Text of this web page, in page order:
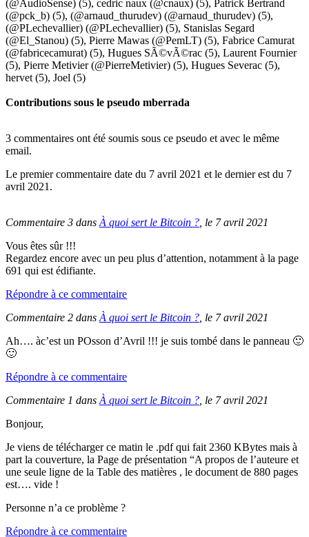
(@AudioSense) (5), cedric naux (@cnaux) (5), Patrick Bertrand
(@pck_b) (5), (@arnaud_thurudev) (@arnaud_thurudev) (5),
(@PLechevallier) (@PLechevallier) (5), Stanislas Segard
(@El_Stanou) (5), Pierre Mawas (@PemLT) (5), Fabrice Camurat
(@fabricecamurat) (5), Hugues SÃ©vÃ©rac (5), Laurent Fournier
(5), Pierre Metivier (@PierreMetivier) (5), Hugues Severac (5),
hervet (5), Joel (5)
Contributions sous le pseudo mberrada
3 commentaires ont été soumis sous ce pseudo et avec le même
email.
Le premier commentaire date du 7 avril 2021 et le dernier est du 7
avril 2021.
Commentaire 3 dans À quoi sert le Bitcoin ? , le 7 avril 2021
Vous êtes sûr !!!
Regardez encore avec un peu plus d’attention, notamment à la page
691 qui est édifiante.
Répondre à ce commentaire
Commentaire 2 dans À quoi sert le Bitcoin ? , le 7 avril 2021
Ah…. àc’est un POsson d’Avril !!! je suis tombé dans le panneau 🙂
🙂
Répondre à ce commentaire
Commentaire 1 dans À quoi sert le Bitcoin ? , le 7 avril 2021
Bonjour,
Je viens de télécharger ce matin le .pdf qui fait 2360 KBytes mais à
part la couverture, la Page de présentation “A propos de l’auteure et
une seule ligne de la Table des matières , le document de 880 pages
est…. vide !
Personne n’a ce problème ?
Répondre à ce commentaire